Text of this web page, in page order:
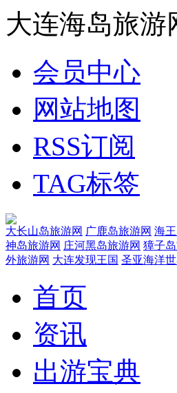
大连海岛旅
会员中心
网站地图
RSS订阅
TAG标签
大长山岛旅游网 广鹿岛旅游网 海
神岛旅游网 庄河黑岛旅游网 獐子
外旅游网 大连发现王国 圣亚海洋
首页
资讯
出游宝典